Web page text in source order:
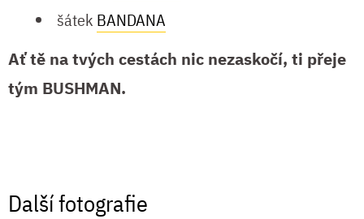
šátek BANDANA
Ať tě na tvých cestách nic nezaskočí, ti přeje
tým BUSHMAN.
Další fotografie